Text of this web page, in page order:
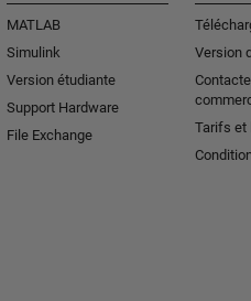
MATLAB
Simulink
Version étudiante
Support Hardware
File Exchange
Version
Tarifs et